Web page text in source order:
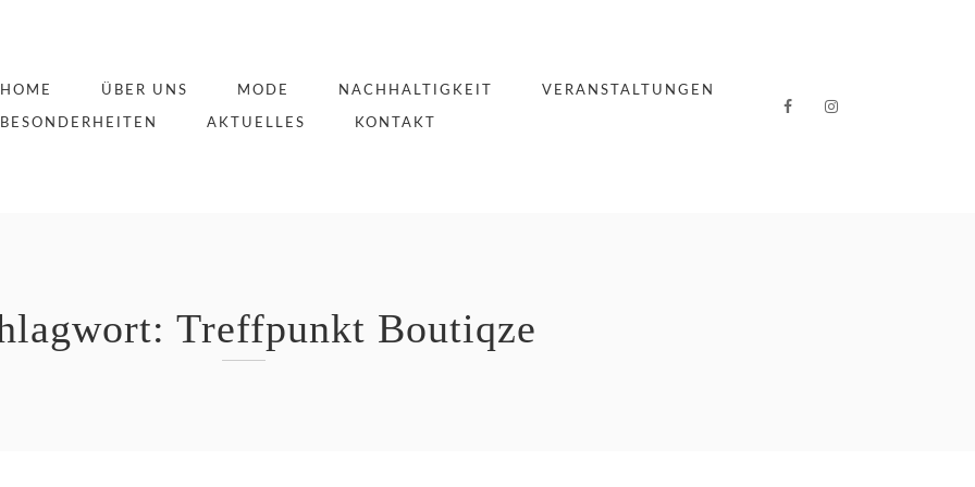
HOME ÜBER UNS MODE NACHHALTIGKEIT VERANSTALTUNGEN
BESONDERHEITEN AKTUELLES KONTAKT
Treffpunkt Boutiqze